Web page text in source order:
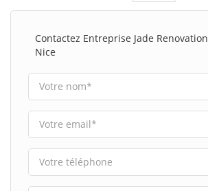
Contactez Entreprise Jade Renovation
Nice